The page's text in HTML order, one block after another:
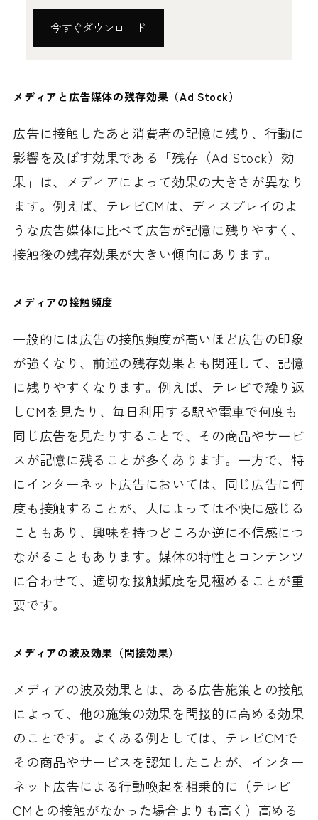
今すぐダウンロード
メディアと広告媒体の残存効果（Ad Stock）
広告に接触したあと消費者の記憶に残り、行動に
影響を及ぼす効果である「残存（Ad Stock）効
果」は、メディアによって効果の大きさが異なり
ます。例えば、テレビCMは、ディスプレイのよ
うな広告媒体に比べて広告が記憶に残りやすく、
接触後の残存効果が大きい傾向にあります。
メディアの接触頻度
一般的には広告の接触頻度が高いほど広告の印象
が強くなり、前述の残存効果とも関連して、記憶
に残りやすくなります。例えば、テレビで繰り返
しCMを見たり、毎日利用する駅や電車で何度も
同じ広告を見たりすることで、その商品やサービ
スが記憶に残ることが多くあります。一方で、特
にインターネット広告においては、同じ広告に何
度も接触することが、人によっては不快に感じる
こともあり、興味を持つどころか逆に不信感につ
ながることもあります。媒体の特性とコンテンツ
に合わせて、適切な接触頻度を見極めることが重
要です。
メディアの波及効果（間接効果）
メディアの波及効果とは、ある広告施策との接触
によって、他の施策の効果を間接的に高める効果
のことです。よくある例としては、テレビCMで
その商品やサービスを認知したことが、インター
ネット広告による行動喚起を相乗的に（テレビ
CMとの接触がなかった場合よりも高く）高める